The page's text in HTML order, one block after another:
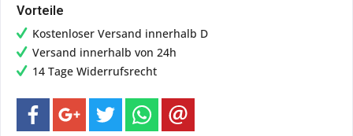
Vorteile
Kostenloser Versand innerhalb D
Versand innerhalb von 24h
14 Tage Widerrufsrecht